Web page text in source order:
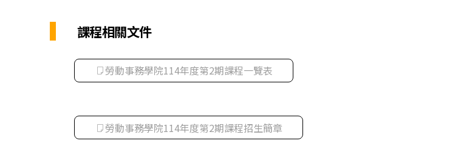
課程相關文件
勞動事務學院114年度第2期課程一覽表
勞動事務學院114年度第2期課程招生簡章